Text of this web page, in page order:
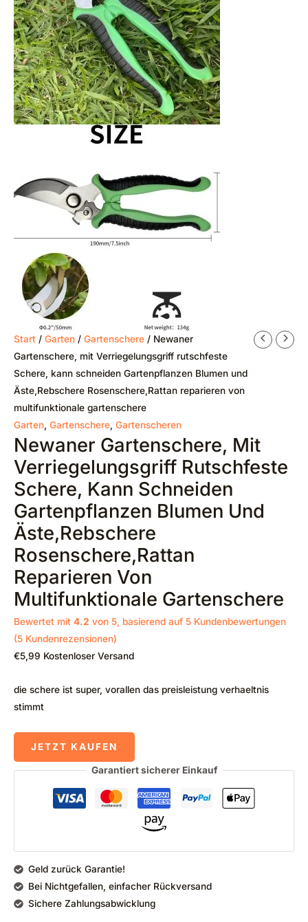
Start / Garten / Gartenschere / Newaner
Gartenschere, mit Verriegelungsgriff rutschfeste
Schere, kann schneiden Gartenpflanzen Blumen und
Äste,Rebschere Rosenschere,Rattan reparieren von
multifunktionale gartenschere
Garten Gartenschere Gartenscheren
Newaner Gartenschere, Mit
Verriegelungsgriff Rutschfeste
Schere, Kann Schneiden
Gartenpflanzen Blumen Und
Äste,Rebschere
Rosenschere,Rattan
Reparieren Von
Multifunktionale Gartenschere
Bewertet mit 4.2 von 5, basierend auf 5 Kundenbewertungen
(5 Kundenrezensionen)
€5,99 Kostenloser Versand
die schere ist super, vorallen das preisleistung verhaeltnis
stimmt
JETZT KAUFEN
Garantiert sicherer Einkauf
Geld zurück Garantie!
Bei Nichtgefallen, einfacher Rückversand
Sichere Zahlungsabwicklung